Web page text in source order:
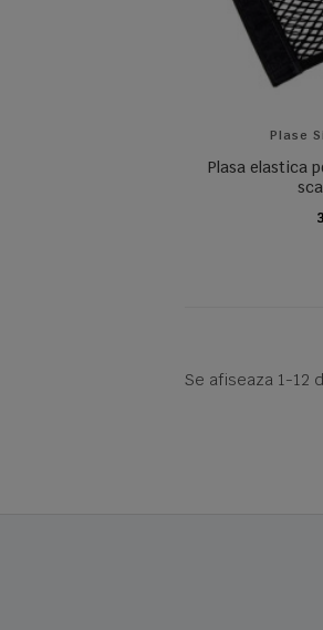
Plase
Plasa elastica
Se afiseaza 1-12